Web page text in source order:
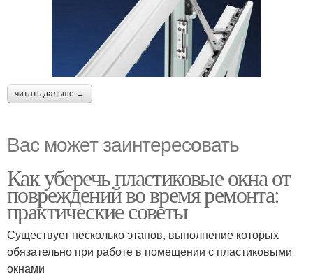
читать дальше →
Вас может заинтересовать
Как уберечь пластиковые окна от
повреждений во время ремонта:
практические советы
Существует несколько этапов, выполнение которых
обязательно при работе в помещении с пластиковыми
окнами